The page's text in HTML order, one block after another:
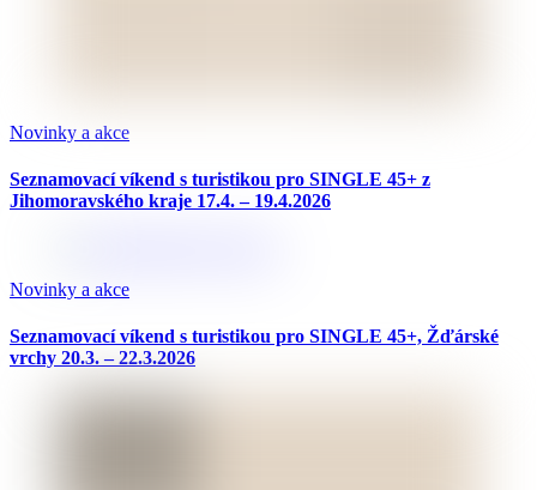
Novinky a akce
Seznamovací víkend s turistikou pro SINGLE 45+ z
Jihomoravského kraje 17.4. – 19.4.2026
Novinky a akce
Seznamovací víkend s turistikou pro SINGLE 45+, Žďárské
vrchy 20.3. – 22.3.2026